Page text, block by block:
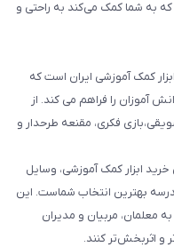
که به شما کمک می‌کند به راحتی و
کمک آموزشی ایران است که
آموزان را فراهم می کند. از
فکری، مقنعه طرحدار و
ابزار کمک آموزشی، وسایل
بهترین انتخاب شماست. این
معلمان، مربیان و مدیران
و اثربخش‌تر کنند.